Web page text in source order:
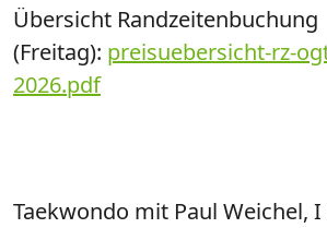
Übersicht Randzeitenbuchung
(Freitag): preisuebersicht-rz-
2026.pdf
Taekwondo mit Paul Weichel, I